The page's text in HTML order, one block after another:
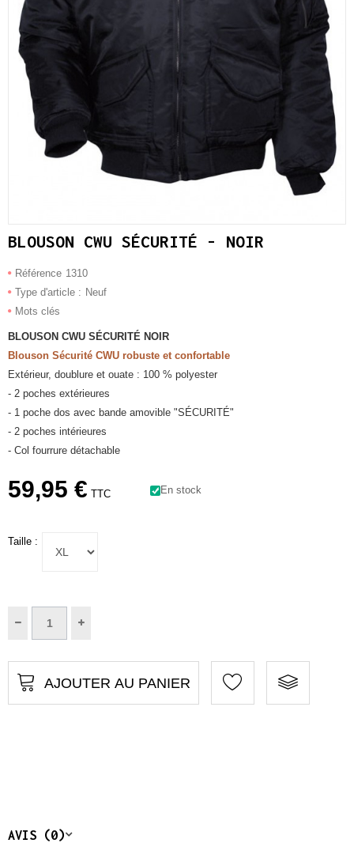
BLOUSON CWU SÉCURITÉ - NOIR
Référence 1310
Type d'article : Neuf
Mots clés
BLOUSON CWU SÉCURITÉ NOIR
Blouson Sécurité CWU robuste et confortable
Extérieur, doublure et ouate : 100 % polyester
- 2 poches extérieures
- 1 poche dos avec bande amovible "SÉCURITÉ"
- 2 poches intérieures
- Col fourrure détachable
59,95 € TTC En stock
Taille :
AJOUTER AU PANIER
AVIS (0)